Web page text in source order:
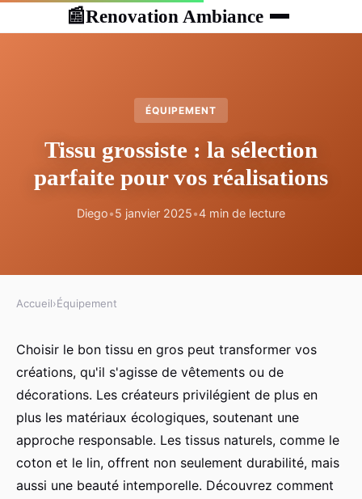
📰Renovation Ambiance
ÉQUIPEMENT
Tissu grossiste : la sélection
parfaite pour vos réalisations
Diego•5 janvier 2025•4 min de lecture
Accueil›Équipement
Choisir le bon tissu en gros peut transformer vos
créations, qu'il s'agisse de vêtements ou de
décorations. Les créateurs privilégient de plus en
plus les matériaux écologiques, soutenant une
approche responsable. Les tissus naturels, comme le
coton et le lin, offrent non seulement durabilité, mais
aussi une beauté intemporelle. Découvrez comment